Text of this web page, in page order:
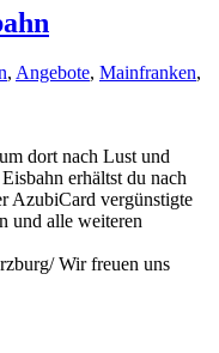
, Angebote, Mainfranken,
dort nach Lust und
erhältst du nach
AzubiCard vergünstigte
und alle weiteren
Wir freuen uns